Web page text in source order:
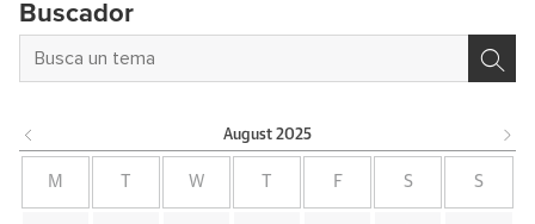
Buscador
August 2025
M W F S S